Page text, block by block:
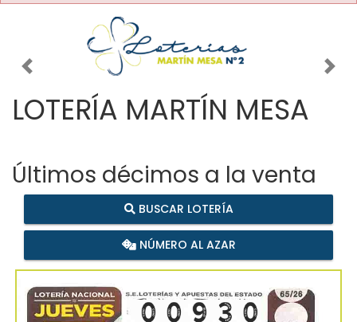
Imagen anterior
LOTERÍA MARTÍN MESA
Últimos décimos a la venta
BUSCAR LOTERÍA
NÚMERO AL AZAR